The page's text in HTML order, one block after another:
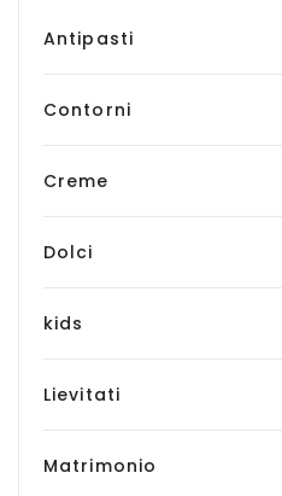
Antipasti
Contorni
Creme
Dolci
kids
Lievitati
Matrimonio